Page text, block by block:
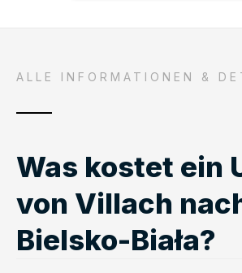
ALLE INFORMATIONEN &
Was kostet ein
von Villach
Bielsko-Biała?